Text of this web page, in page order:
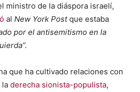
ministro de la diáspora israelí,
al New York Postque estaba
por el antisemitismo en la
que ha cultivado relaciones con
la derecha sionista-populista,